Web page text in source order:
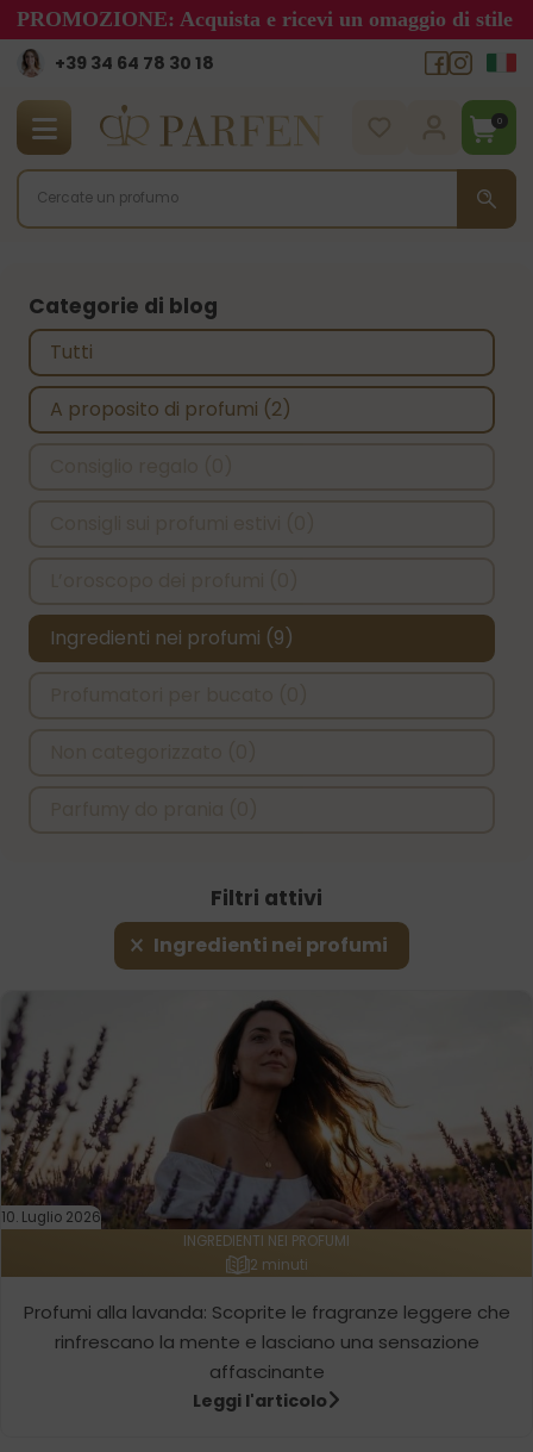
PROMOZIONE: Acquista e ricevi un omaggio di stile
+39 34 64 78 30 18
0
Categorie di blog
Categorie di blog
Tutti
A proposito di profumi (2)
Ingredienti nei profumi (9)
Filtri attivi
Filtri attivi
Ingredienti nei profumi
10. Luglio 2026
INGREDIENTI NEI PROFUMI
2 minuti
Profumi alla lavanda: Scoprite le fragranze leggere che
rinfrescano la mente e lasciano una sensazione
affascinante
Leggi l'articolo